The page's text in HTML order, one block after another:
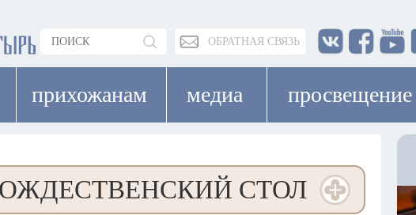
ОБРАТНАЯ СВЯЗЬ
прихожанам медиа просвещение
СТОЛ